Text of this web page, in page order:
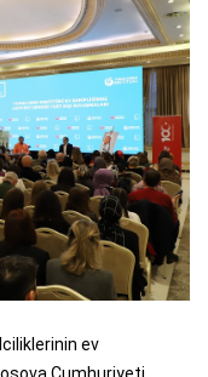
ev
Cumhuriyeti